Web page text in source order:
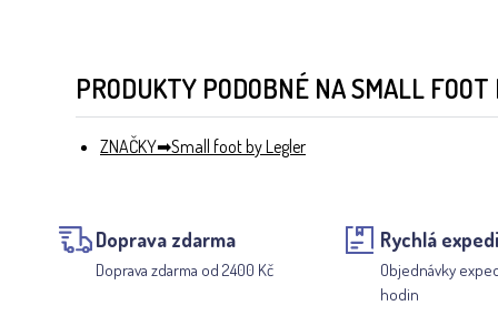
PRODUKTY PODOBNÉ NA SMALL
ZNAČKY Small foot by Legler
Doprava zdarma
Doprava zdarma od 2400 Kč
Rychlá
Objednávky
hodin